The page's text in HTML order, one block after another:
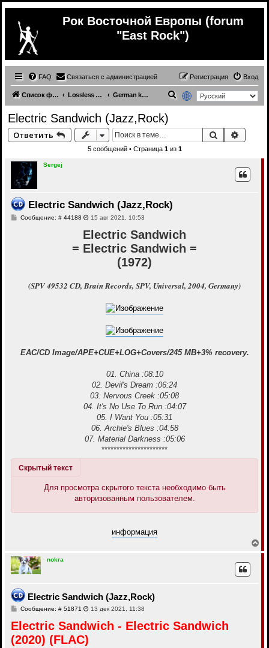
Рок Восточной Европы (forum
"East Rock")
FAQ Связаться с администрацией Вход
Регистрация
Список форумов Lossless (Music from other countries) German krautrock bands (lossless)
к
Electric Sandwich (Jazz,Rock)
Ответить Поиск
5 сообщений • Страница 1из 1
Sergej
Electric Sandwich (Jazz,Rock)
Сообщение: # 44188С
о
б
щ
е
15 авг 2021, 10:53
Electric Sandwich
= Electric Sandwich =
(1972)
(SPV 49532 CD, Brain Records, SPV, Universal, 2004, Germany)
EAC/CD Image/APE+CUE+LOG+Covers/245 MB+3% recovery.
01. China :08:10
02. Devil's Dream :06:24
03. Nervous Creek :05:08
04. It's No Use To Run :04:07
05. I Want You :05:31
06. Archie's Blues :04:58
07. Material Darkness :05:06
**********************
Скрытый текст
Для просмотра скрытого текста необходимо быть
авторизованным пользователем.
информация
е
nokra
Electric Sandwich (Jazz,Rock)
Сообщение: # 51871 С
о
б
щ
е
13 дек 2021, 11:38
Electric Sandwich - Electric Sandwich
(2020) (FLAC)